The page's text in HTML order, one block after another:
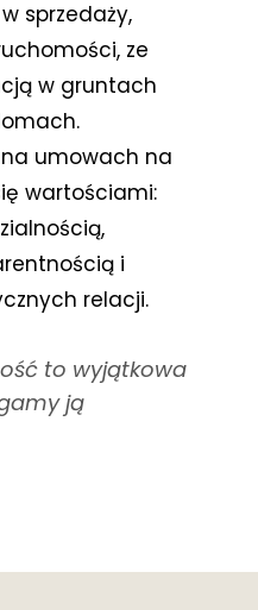
sprzedaży,
ze
w gruntach
na umowach na
wartościami:
i
relacji.
to wyjątkowa
ją